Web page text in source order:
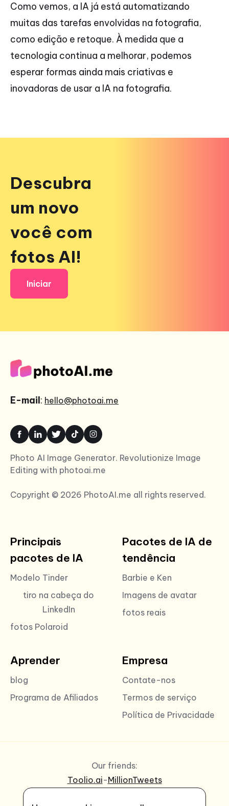
Como vemos, a IA já está automatizando
muitas das tarefas envolvidas na fotografia,
como edição e retoque. À medida que a
tecnologia continua a melhorar, podemos
esperar formas ainda mais criativas e
inovadoras de usar a IA na fotografia.
Descubra
um novo
você com
fotos AI!
Iniciar
E-mail: hello@photoai.me
Photo AI Image Generator. Revolutionize Image
Editing with photoai.me
Copyright © 2026 PhotoAI.me all rights reserved.
Principais
pacotes de IA
Modelo Tinder
tiro na cabeça do
LinkedIn
fotos Polaroid
Pacotes de IA de
tendência
Barbie e Ken
Imagens de avatar
fotos reais
Aprender
blog
Programa de Afiliados
Empresa
Contate-nos
Termos de serviço
Política de Privacidade
Our friends:
Toolio.ai-MillionTweets